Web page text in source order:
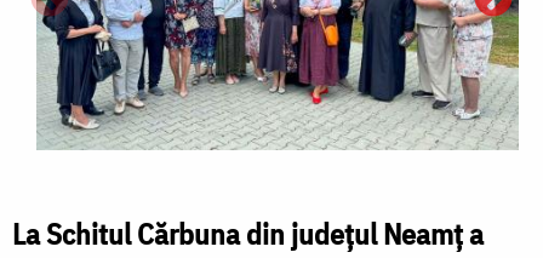
La Schitul Cărbuna din județul Neamț a